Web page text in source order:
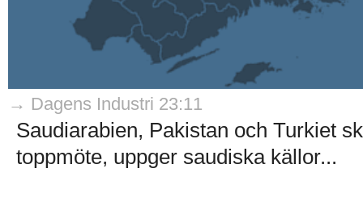
→ Dagens Industri 23:11
Saudiarabien, Pakistan och Turkiet
toppmöte, uppger saudiska källor...